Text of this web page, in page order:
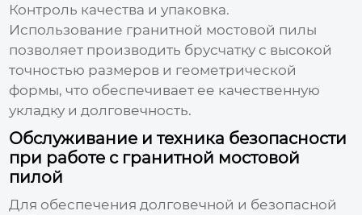
Контроль качества и упаковка.
Использование гранитной мостовой пилы
позволяет производить брусчатку с высокой
точностью размеров и геометрической
формы, что обеспечивает ее качественную
укладку и долговечность.
Обслуживание и техника безопасности
при работе с гранитной мостовой
пилой
Для обеспечения долговечной и безопасной